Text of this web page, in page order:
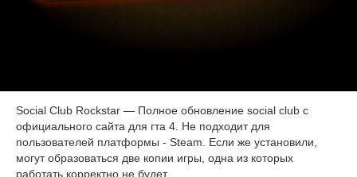
Social Club Rockstar — Полное обновление social club с
официального сайта для гта 4. Не подходит для
пользователей платформы - Steam. Если же установили,
могут образоваться две копии игры, одна из которых
работать корректно не будет.